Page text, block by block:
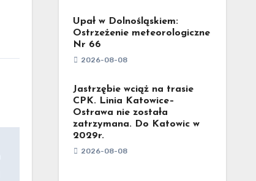
Upał w Dolnośląskiem:
Ostrzeżenie meteorologiczne
Nr 66
2026-08-08
Jastrzębie wciąż na trasie
CPK. Linia Katowice–
Ostrawa nie została
zatrzymana. Do Katowic w
2029r.
2026-08-08